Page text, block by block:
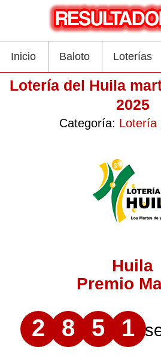
Inicio Baloto Loterías
Lotería del Huila
2025
Categoría: Lotería
Huila
Premio
2 8 5 1